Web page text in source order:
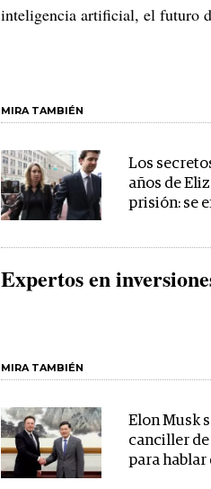
inteligencia artificial, el futuro
MIRA TAMBIÉN
Los
años de
prisión: se
Expertos en
MIRA TAMBIÉN
Elon Musk
canciller de
para hablar